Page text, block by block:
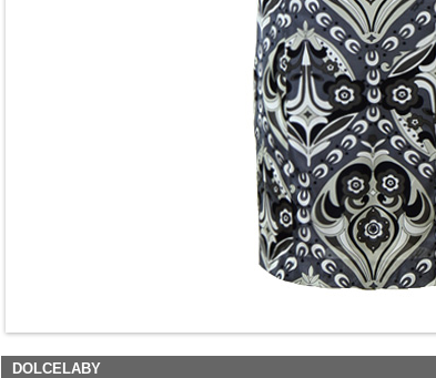
DOLCELABY